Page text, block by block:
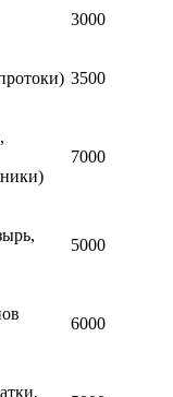
3000
3500
7000
5000
6000